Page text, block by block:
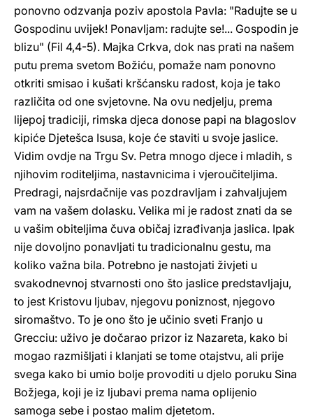
ponovno odzvanja poziv apostola Pavla: "Radujte se u
Gospodinu uvijek! Ponavljam: radujte se!... Gospodin je
blizu" (Fil 4,4-5). Majka Crkva, dok nas prati na našem
putu prema svetom Božiću, pomaže nam ponovno
otkriti smisao i kušati kršćansku radost, koja je tako
različita od one svjetovne. Na ovu nedjelju, prema
lijepoj tradiciji, rimska djeca donose papi na blagoslov
kipiće Djetešca Isusa, koje će staviti u svoje jaslice.
Vidim ovdje na Trgu Sv. Petra mnogo djece i mladih, s
njihovim roditeljima, nastavnicima i vjeroučiteljima.
Predragi, najsrdačnije vas pozdravljam i zahvaljujem
vam na vašem dolasku. Velika mi je radost znati da se
u vašim obiteljima čuva običaj izrađivanja jaslica. Ipak
nije dovoljno ponavljati tu tradicionalnu gestu, ma
koliko važna bila. Potrebno je nastojati živjeti u
svakodnevnoj stvarnosti ono što jaslice predstavljaju,
to jest Kristovu ljubav, njegovu poniznost, njegovo
siromaštvo. To je ono što je učinio sveti Franjo u
Grecciu: uživo je dočarao prizor iz Nazareta, kako bi
mogao razmišljati i klanjati se tome otajstvu, ali prije
svega kako bi umio bolje provoditi u djelo poruku Sina
Božjega, koji je iz ljubavi prema nama oplijenio
samoga sebe i postao malim djetetom.